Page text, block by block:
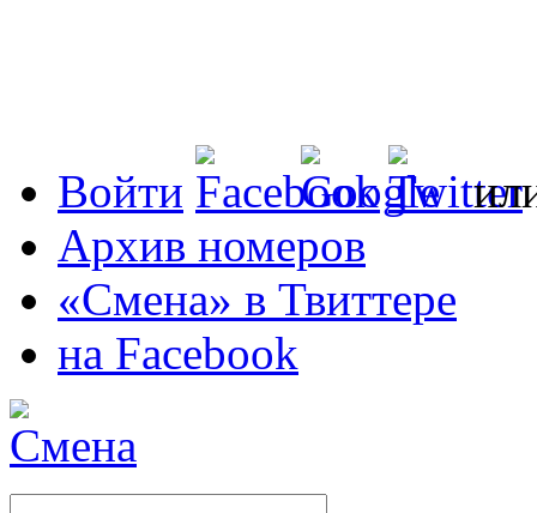
Войти
Архив номеров
«Смена» в Твиттере
на Facebook